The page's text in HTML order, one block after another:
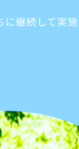
に継続して実